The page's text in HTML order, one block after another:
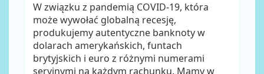
W związku z pandemią COVID-19, która
może wywołać globalną recesję,
produkujemy autentyczne banknoty w
dolarach amerykańskich, funtach
brytyjskich i euro z różnymi numerami
seryjnymi na każdym rachunku. Mamy w